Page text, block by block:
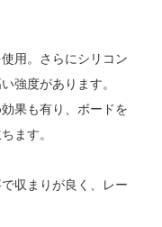
用。さらにシリコン
強度があります。
果も有り、ボードを
ます。
収まりが良く、レー